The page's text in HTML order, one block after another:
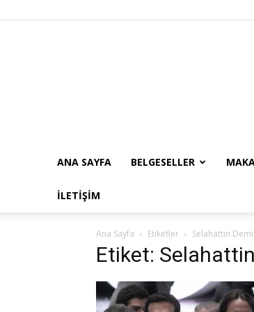
ANA SAYFA BELGESELLER
İLETIŞIM
Ana Sayfa Etiketler Selahattin
Etiket: